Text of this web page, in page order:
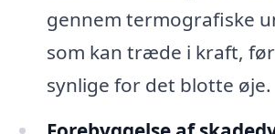
gennem termografiske
som kan træde i kraft,
synlige for det blotte øje.